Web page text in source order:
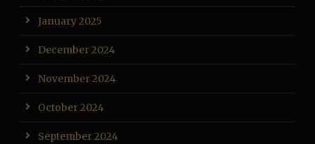
January 2025
December 2024
November 2024
October 2024
September 2024